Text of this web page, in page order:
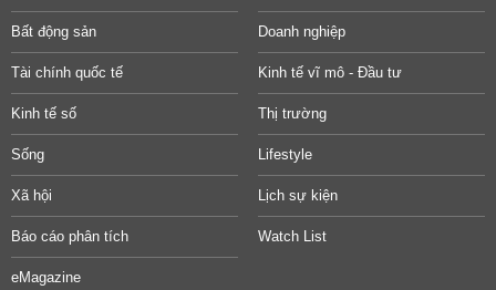
Bất động sản Doanh nghiệp
Tài chính quốc tế Kinh tế vĩ mô - Đầu tư
Kinh tế số Thị trường
Sống Lifestyle
Xã hội Lịch sự kiện
Báo cáo phân tích Watch List
eMagazine